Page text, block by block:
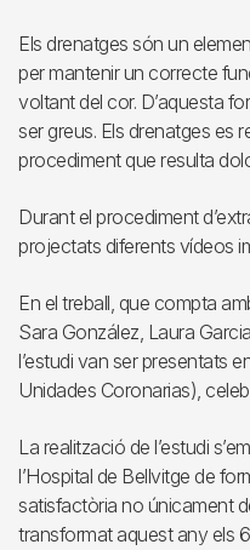
Els drenatges són un
per mantenir un correcte
voltant del cor. D’aquesta
ser greus. Els drenatges es
procediment que resulta
Durant el procediment
projectats diferents vídeos
En el treball, que compta
Sara González, Laura
l’estudi van ser presentats
Unidades Coronarias),
La realització de l’estudi
l’Hospital de Bellvitge de
satisfactòria no únicament
transformat aquest any els